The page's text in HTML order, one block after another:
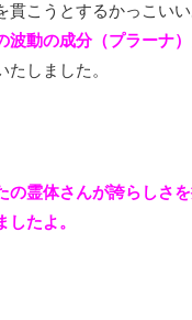
貫こうとするかっこいい
動の成分（プラーナ）
たしました。
の霊体さんが誇らしさ
たよ。